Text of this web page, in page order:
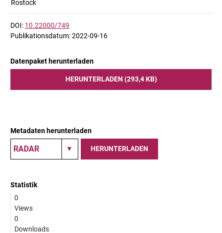
Rostock
DOI: 10.22000/749
Publikationsdatum: 2022-09-16
Datenpaket herunterladen
HERUNTERLADEN (293,4 KB)
Metadaten herunterladen
HERUNTERLADEN
Statistik
0
Views
0
Downloads